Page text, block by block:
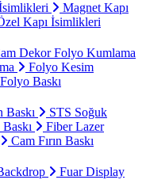
Magnet Kapı
Kapı İsimlikleri
Dekor Folyo Kumlama
Folyo Kesim
Baskı
Baskı
STS Soğuk
Fiber Lazer
Cam Fırın Baskı
Fuar Display